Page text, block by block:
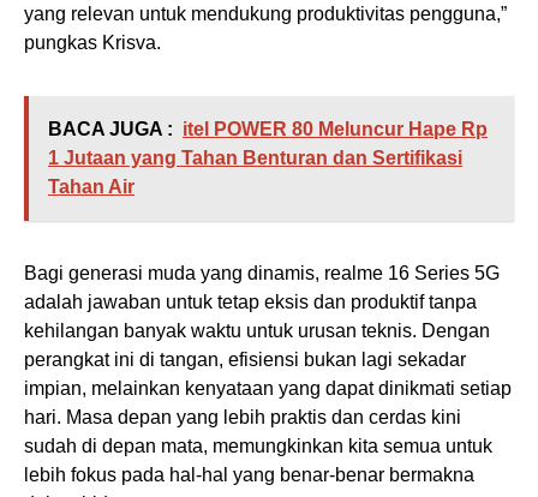
yang relevan untuk mendukung produktivitas pengguna,”
pungkas Krisva.
BACA JUGA : itel POWER 80 Meluncur Hape Rp
1 Jutaan yang Tahan Benturan dan Sertifikasi
Tahan Air
Bagi generasi muda yang dinamis, realme 16 Series 5G
adalah jawaban untuk tetap eksis dan produktif tanpa
kehilangan banyak waktu untuk urusan teknis. Dengan
perangkat ini di tangan, efisiensi bukan lagi sekadar
impian, melainkan kenyataan yang dapat dinikmati setiap
hari. Masa depan yang lebih praktis dan cerdas kini
sudah di depan mata, memungkinkan kita semua untuk
lebih fokus pada hal-hal yang benar-benar bermakna